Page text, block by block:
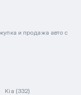
и продажа авто с
Kia (332)